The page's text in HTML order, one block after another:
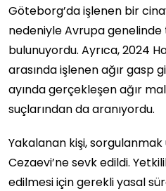
Göteborg’da işlenen bir
nedeniyle Avrupa
bulunuyordu. Ayrıca, 2024
arasında işlenen ağır gasp
ayında gerçekleşen ağır
suçlarından da aranıyordu.
Yakalanan kişi,
Cezaevi’ne sevk edildi.
edilmesi için gerekli yasal